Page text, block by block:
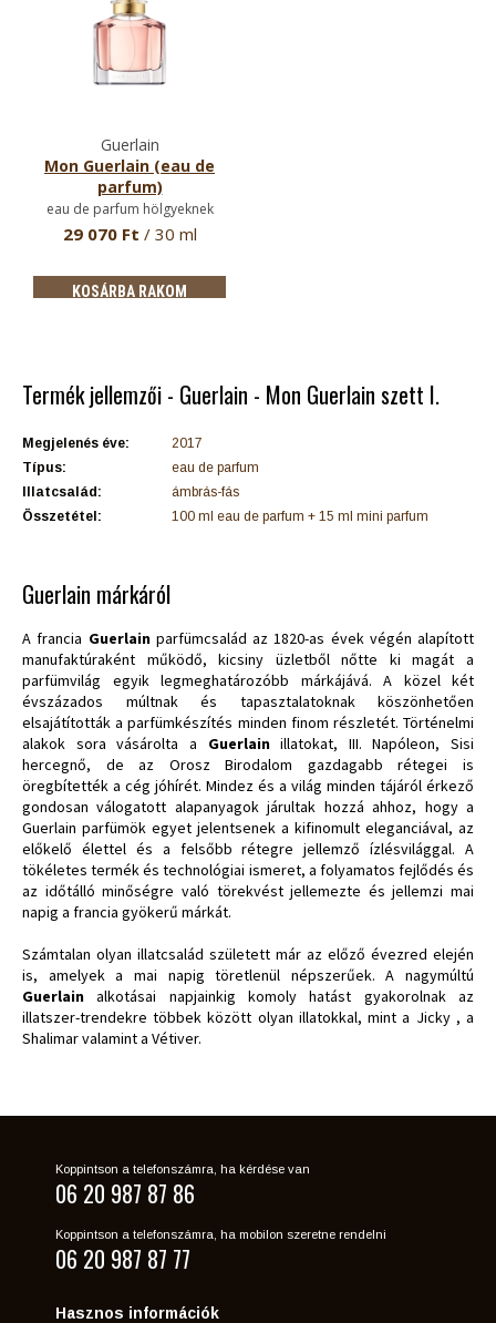
Guerlain
Mon Guerlain (eau de
parfum)
eau de parfum hölgyeknek
29 070 Ft / 30 ml
KOSÁRBA RAKOM
Termék jellemzői - Guerlain - Mon Guerlain szett I.
Megjelenés éve:
2017
Típus:
eau de parfum
Illatcsalád:
ámbrás-fás
Összetétel:
100 ml eau de parfum + 15 ml mini parfum
Guerlain márkáról
A francia Guerlain parfümcsalád az 1820-as évek végén alapított
manufaktúraként működő, kicsiny üzletből nőtte ki magát a
parfümvilág egyik legmeghatározóbb márkájává. A közel két
évszázados múltnak és tapasztalatoknak köszönhetően
elsajátították a parfümkészítés minden finom részletét. Történelmi
alakok sora vásárolta a Guerlainillatokat, III. Napóleon, Sisi
hercegnő, de az Orosz Birodalom gazdagabb rétegei is
öregbítették a cég jóhírét. Mindez és a világ minden tájáról érkező
gondosan válogatott alapanyagok járultak hozzá ahhoz, hogy a
Guerlain parfümök egyet jelentsenek a kifinomult eleganciával, az
előkelő élettel és a felsőbb rétegre jellemző ízlésvilággal. A
tökéletes termék és technológiai ismeret, a folyamatos fejlődés és
az időtálló minőségre való törekvést jellemezte és jellemzi mai
napig a francia gyökerű márkát.
Számtalan olyan illatcsalád született már az előző évezred elején
is, amelyek a mai napig töretlenül népszerűek. A nagymúltú
Guerlainalkotásai napjainkig komoly hatást gyakorolnak az
illatszer-trendekre többek között olyan illatokkal, mint a Jicky , a
Shalimar valamint a Vétiver.
Koppintson a telefonszámra, ha kérdése van
06 20 987 87 86
Koppintson a telefonszámra, ha mobilon szeretne rendelni
06 20 987 87 77
Hasznos információk